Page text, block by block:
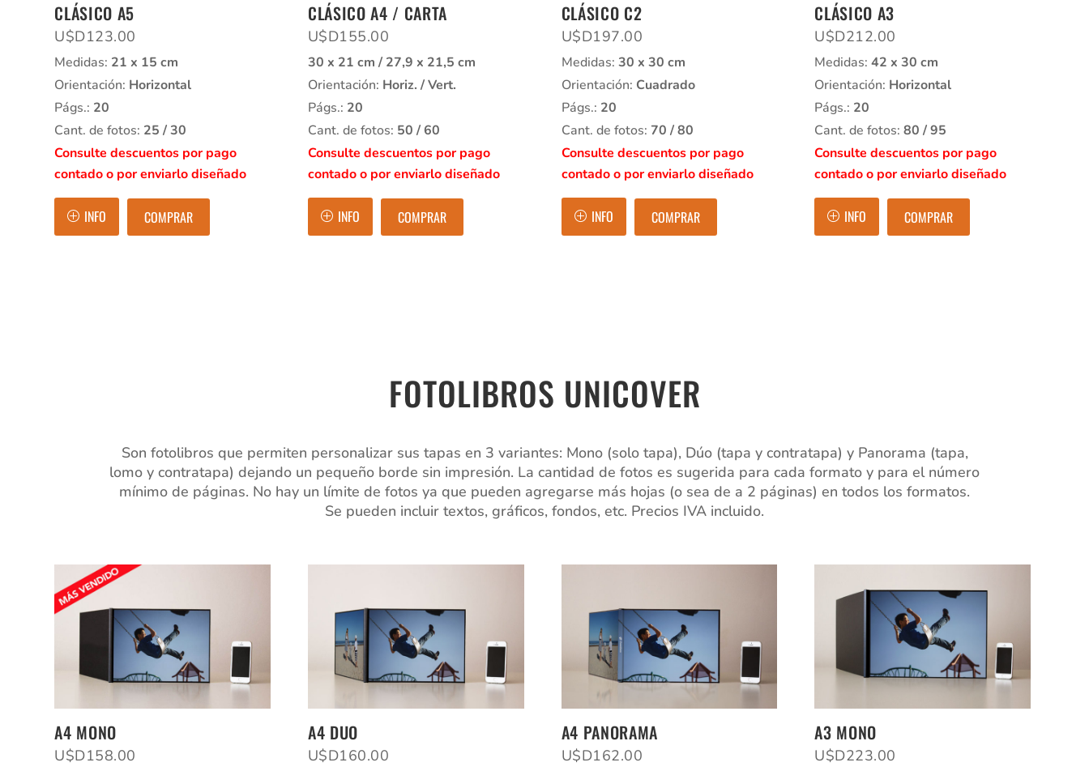
CLÁSICO A5
U$D123.00
Medidas: 21 x 15 cm
Orientación: Horizontal
Págs.: 20
Cant. de fotos: 25 / 30
Consulte descuentos por pago
contado o por enviarlo diseñado
INFO COMPRAR
CLÁSICO A4 / CARTA
U$D155.00
30 x 21 cm / 27,9 x 21,5 cm
Orientación: Horiz. / Vert.
Págs.: 20
Cant. de fotos: 50 / 60
Consulte descuentos por pago
contado o por enviarlo diseñado
INFO COMPRAR
CLÁSICO C2
U$D197.00
Medidas: 30 x 30 cm
Orientación: Cuadrado
Págs.: 20
Cant. de fotos: 70 / 80
Consulte descuentos por pago
contado o por enviarlo diseñado
INFO COMPRAR
CLÁSICO A3
U$D212.00
Medidas:42 x 30 cm
Orientación: Horizontal
Págs.: 20
Cant. de fotos:80 / 95
Consulte descuentos por pago
contado o por enviarlo diseñado
INFO COMPRAR
FOTOLIBROS UNICOVER
Son fotolibros que permiten personalizar sus tapas en 3 variantes: Mono (solo tapa), Dúo (tapa y contratapa) y Panorama (tapa,
lomo y contratapa) dejando un pequeño borde sin impresión. La cantidad de fotos es sugerida para cada formato y para el número
mínimo de páginas. No hay un límite de fotos ya que pueden agregarse más hojas (o sea de a 2 páginas) en todos los formatos.
Se pueden incluir textos, gráficos, fondos, etc. Precios IVA incluido.
A4 MONO
U$D158.00
A4 DUO
U$D160.00
A4 PANORAMA
U$D162.00
A3 MONO
U$D223.00